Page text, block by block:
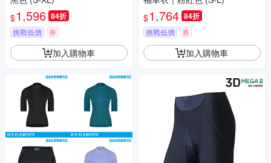
$1,596 84折
挑戰低價 券
加入購物車
$1,764 84折
挑戰低價 券
加入購物車